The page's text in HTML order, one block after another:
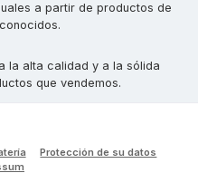
a partir de productos de
la alta calidad y a la sólida
que vendemos.
Protección de su datos